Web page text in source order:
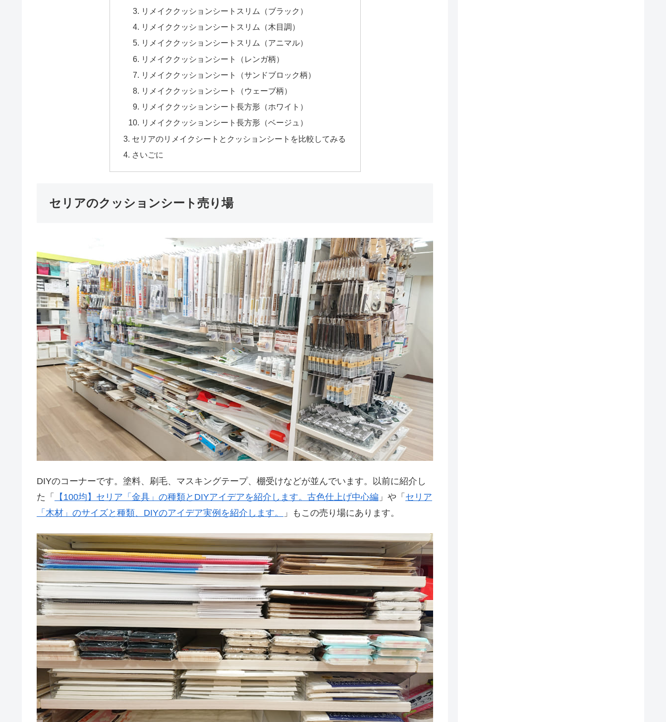
リメイククッションシートスリム（ブラック）
リメイククッションシートスリム（木目調）
リメイククッションシートスリム（アニマル）
リメイククッションシート（レンガ柄）
リメイククッションシート（サンドブロック柄）
リメイククッションシート（ウェーブ柄）
リメイククッションシート長方形（ホワイト）
リメイククッションシート長方形（ベージュ）
セリアのリメイクシートとクッションシートを比較してみる
さいごに
セリアのクッションシート売り場
DIYのコーナーです。塗料、刷毛、マスキングテープ、棚受けなどが並んでいます。以前に紹介し
た「
【100均】セリア「金具」の種類とDIYアイデアを紹介します。古色仕上げ中心編 」や「 セリア
「木材」のサイズと種類、DIYのアイデア実例を紹介します。
」もこの売り場にあります。